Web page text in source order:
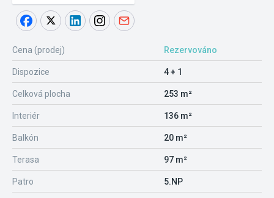
Cena (prodej) Rezervováno
Dispozice 4 + 1
Celková plocha 253 m²
Interiér 136 m²
Balkón 20 m²
Terasa 97 m²
Patro 5.NP